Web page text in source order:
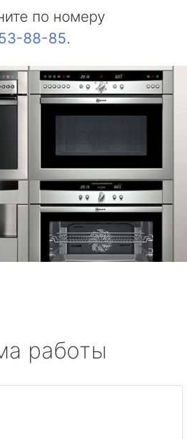
по номеру
88-85.
работы